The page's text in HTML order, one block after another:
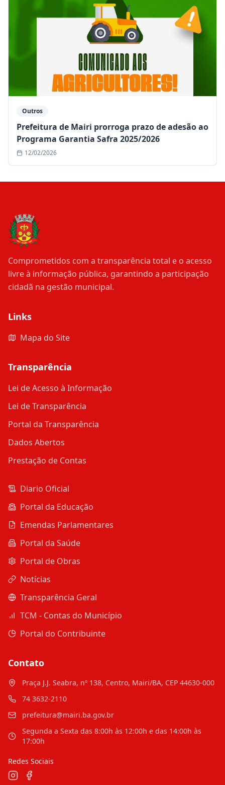
Outros
Prefeitura de Mairi prorroga prazo de adesão ao
Programa Garantia Safra 2025/2026
12/02/2026
Comprometidos com a transparência total e o acesso
livre à informação pública, garantindo a participação
cidadã na gestão municipal.
Links
Mapa do Site
Transparência
Lei de Acesso à Informação
Lei de Transparência
Portal da Transparência
Dados Abertos
Prestação de Contas
Diario Oficial
Portal da Educação
Emendas Parlamentares
Portal da Saúde
Portal de Obras
Notícias
Transparência Geral
TCM - Contas do Município
Portal do Contribuinte
Contato
Praça J.J. Seabra, nº 138, Centro, Mairi/BA, CEP 44630-000
74 3632-2110
prefeitura@mairi.ba.gov.br
Segunda a Sexta das 8:00h às 12:00h e das 14:00h às
17:00h
Redes Sociais